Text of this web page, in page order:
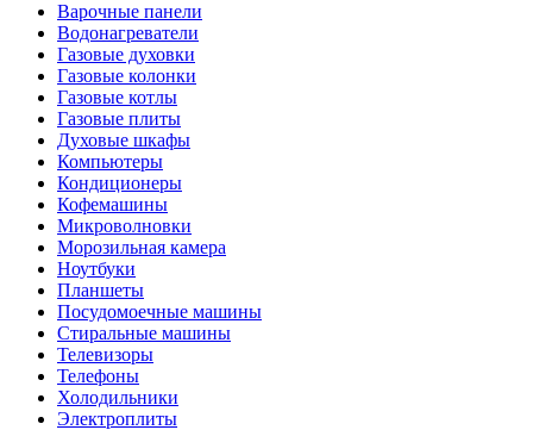
Варочные панели
Водонагреватели
Газовые духовки
Газовые колонки
Газовые котлы
Газовые плиты
Духовые шкафы
Компьютеры
Кондиционеры
Кофемашины
Микроволновки
Морозильная камера
Ноутбуки
Планшеты
Посудомоечные машины
Стиральные машины
Телевизоры
Телефоны
Холодильники
Электроплиты